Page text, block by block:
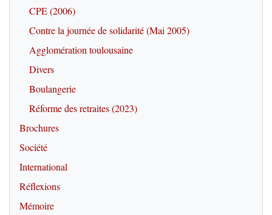
CPE (2006)
Contre la journée de solidarité (Mai 2005)
Agglomération toulousaine
Divers
Boulangerie
Réforme des retraites (2023)
Brochures
Société
International
Réflexions
Mémoire